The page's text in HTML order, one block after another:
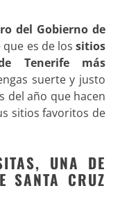
del Gobierno de
que es de lossitios
Tenerife más
suerte y justo
del año que hacen
sitios favoritos de
UNA DE
SANTA CRUZ